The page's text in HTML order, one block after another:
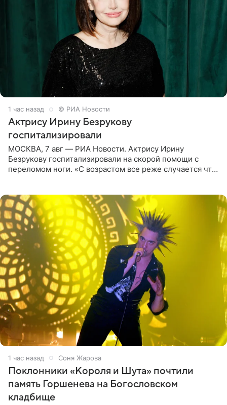
1 час назад © РИА Новости
Актрису Ирину Безрукову
госпитализировали
МОСКВА, 7 авг — РИА Новости. Актрису Ирину
Безрукову госпитализировали на скорой помощи с
переломом ноги. «С возрастом все реже случается что-
1 час назад Соня Жарова
Поклонники «Короля и Шута» почтили
память Горшенева на Богословском
кладбище